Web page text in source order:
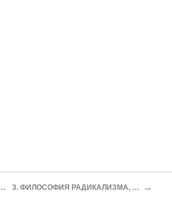
(РОССИЙСКОЙ) ФИЛОСОФИИ 3. ФИЛОСОФИЯ РАДИКАЛИЗМА, ЕЕ СОЦИОКУЛЬТУРНАЯ ОБУСЛОВЛЕННОСТЬ →